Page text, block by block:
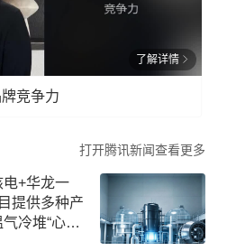
了解详情
竞争力
打开腾讯新闻查看更多
电+华龙一
提供多种产
冷堆“心脏”
华龙一号”、